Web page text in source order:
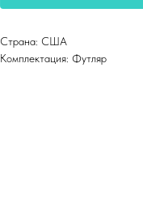
Страна: США
Комплектация: Футляр